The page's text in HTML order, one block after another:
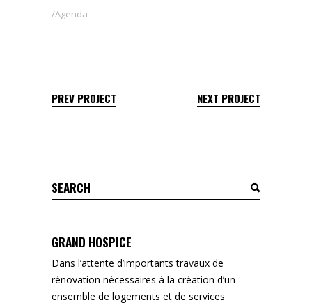
Agenda
PREV PROJECT NEXT PROJECT
Search
for:
GRAND HOSPICE
Dans l’attente d’importants travaux de
rénovation nécessaires à la création d’un
ensemble de logements et de services